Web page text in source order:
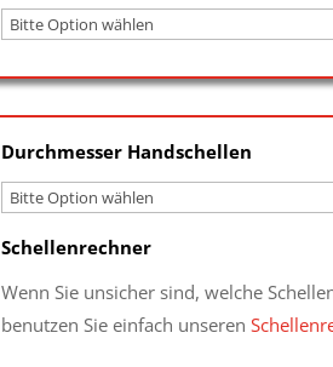
Durchmesser Handschellen
Schellenrechner
Wenn Sie unsicher sind, welche
benutzen Sie einfach unseren